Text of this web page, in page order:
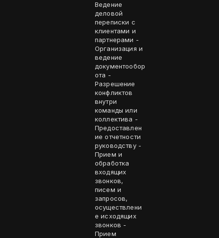
Ведение
деловой
переписки с
клиентами и
партнерами -
Организация и
ведение
документообор
ота -
Разрешение
конфликтов
внутри
команды или
коллектива -
Предоставлен
ие отчетности
руководству -
Прием и
обработка
входящих
звонков,
писем и
запросов,
осуществлени
е исходящих
звонков -
Прием